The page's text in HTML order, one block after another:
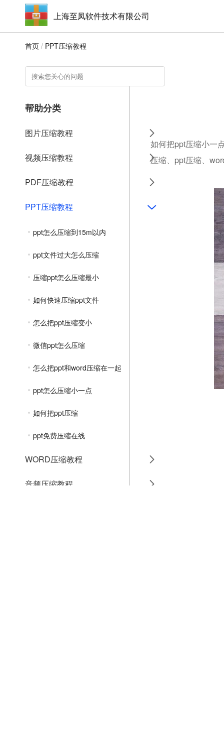
上海至凤软件技术有限公司
首页 / PPT压缩教程
帮助分类
图片压缩教程
视频压缩教程
PDF压缩教程
PPT压缩教程
ppt怎么压缩到15m以内
ppt文件过大怎么压缩
压缩ppt怎么压缩最小
如何快速压缩ppt文件
怎么把ppt压缩变小
微信ppt怎么压缩
怎么把ppt和word压缩在一起
ppt怎么压缩小一点
如何把ppt压缩
ppt免费压缩在线
WORD压缩教程
音频压缩教程
如何把ppt压缩小一
压缩、ppt压缩、